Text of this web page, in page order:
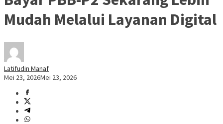
Mudah Melalui Layanan Digital
Latifudin Manaf
Mei 23, 2026Mei 23, 2026